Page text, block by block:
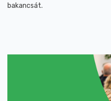
bakancsát.